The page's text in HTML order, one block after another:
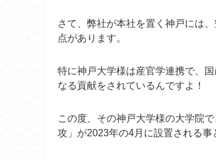
さて、弊社が本社を置く神戸には
点があります。
特に神戸大学様は産官学連携で、
なる貢献をされているんですよ！
この度、その神戸大学様の大学院
攻」が2023年の4月に設置される